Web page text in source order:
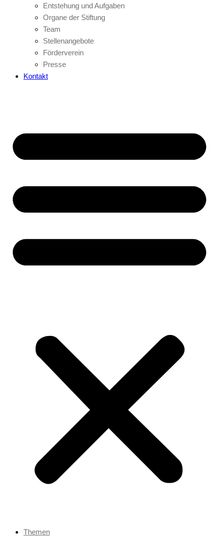
Entstehung und Aufgaben
Organe der Stiftung
Team
Stellenangebote
Förderverein
Presse
Kontakt
Themen